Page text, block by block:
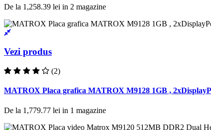
De la 1,258.39 lei in 2 magazine
Vezi produs
(2)
MATROX Placa grafica MATROX M9128 1GB ,
De la 1,779.77 lei in 1 magazine